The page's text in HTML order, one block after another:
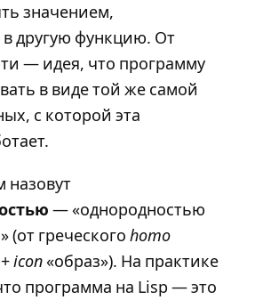
значением,
другую функцию. От
— идея, что программу
в виде той же самой
с которой эта
назовут
— «однородностью
(от греческогоhomo
icon«образ»). На практике
программа на Lisp — это